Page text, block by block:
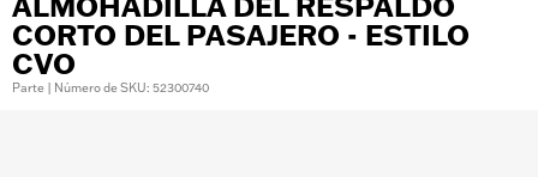
CORTO DEL PASAJERO - ESTILO
CVO
Parte | Número de SKU: 52300740